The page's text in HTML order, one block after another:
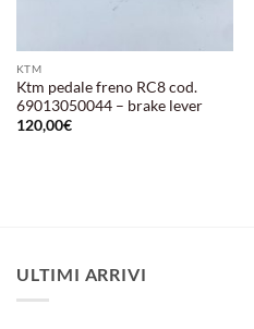
KTM
Ktm pedale freno RC8 cod.
69013050044 – brake lever
120,00€
ULTIMI ARRIVI